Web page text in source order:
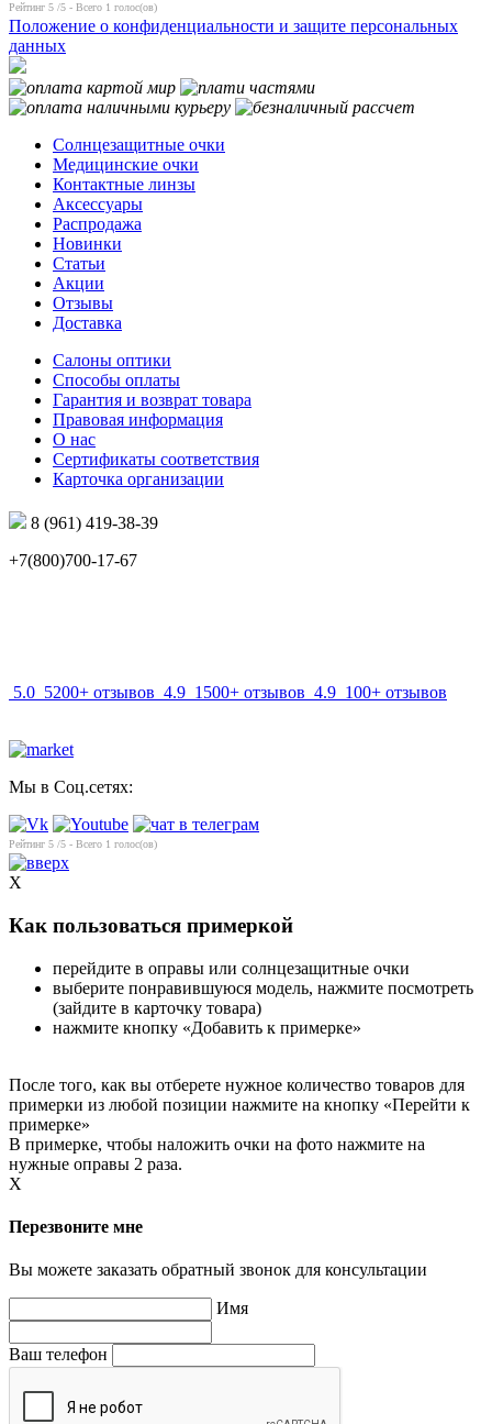
Рейтинг 5 /5 - Всего 1 голос(ов)
Положение о конфиденциальности и защите персональных
данных
Солнцезащитные очки
Медицинские очки
Контактные линзы
Аксессуары
Распродажа
Новинки
Статьи
Акции
Отзывы
Доставка
Салоны оптики
Способы оплаты
Гарантия и возврат товара
Правовая информация
О нас
Сертификаты соответствия
Карточка организации
8 (961) 419-38-39
+7(800)700-17-67
5.0 5200+ отзывов 4.9 1500+ отзывов 4.9 100+ отзывов
Мы в Соц.сетях:
Рейтинг 5 /5 - Всего 1 голос(ов)
X
Как пользоваться примеркой
перейдите в оправы или солнцезащитные очки
выберите понравившуюся модель, нажмите посмотреть
(зайдите в карточку товара)
нажмите кнопку «Добавить к примерке»
После того, как вы отберете нужное количество товаров для
примерки из любой позиции нажмите на кнопку «Перейти к
примерке»
В примерке, чтобы наложить очки на фото нажмите на
нужные оправы 2 раза.
X
Перезвоните мне
Вы можете заказать обратный звонок для консультации
Имя
Ваш телефон